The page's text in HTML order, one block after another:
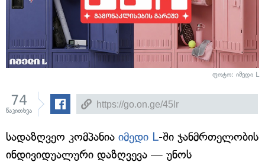
ფოტო: იმედი L
74
წაკითხვა
სადაზღვეო კომპანია იმედი L-ში ჯანმრთელობის
ინდივიდუალური დაზღვევა — უნოს